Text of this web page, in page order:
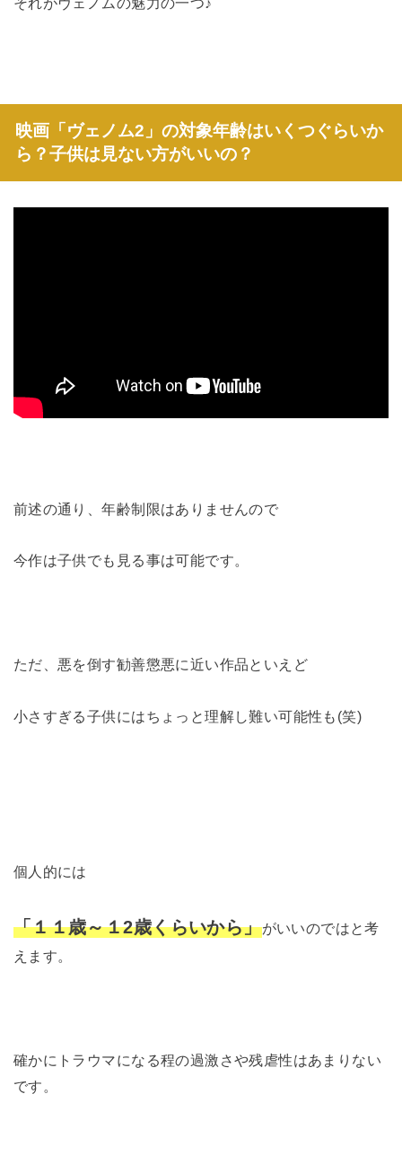
映画「ヴェノム2」の対象年齢はいくつぐらいか
ら？子供は見ない方がいいの？
前述の通り、年齢制限はありませんので
今作は子供でも見る事は可能です。
ただ、悪を倒す勧善懲悪に近い作品といえど
小さすぎる子供にはちょっと理解し難い可能性も(笑)
個人的には
「１１歳～１2歳くらいから」がいいのではと考
えます。
確かにトラウマになる程の過激さや残虐性はあまりない
です。